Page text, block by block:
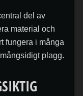
del av
material och
fungera i många
plagg.